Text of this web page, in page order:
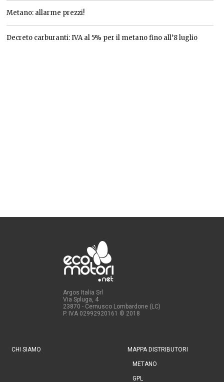
Metano: allarme prezzi!
Decreto carburanti: IVA al 5% per il metano fino all’8 luglio
Argos Italia Srl
Via Spluga, 4
23870 - Cernusco Lombardone (LC)
P. IVA 02992920161 © 2018
CHI SIAMO MAPPA DISTRIBUTORI
METANO
GPL